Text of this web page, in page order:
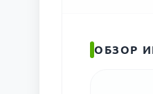
ОБЗОР